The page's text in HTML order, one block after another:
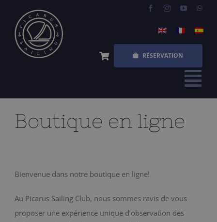
content
RÉSERVATION
ACCUEIL
BOUTIQUE
Boutique en ligne
Bienvenue dans notre boutique en ligne!
Au Picarus Sailing Club, nous sommes ravis de vous
proposer une expérience unique d’observation des